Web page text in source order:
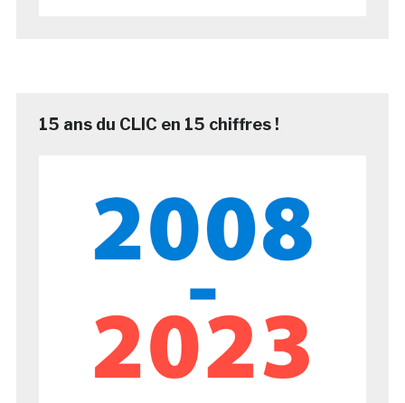
15 ans du CLIC en 15 chiffres !